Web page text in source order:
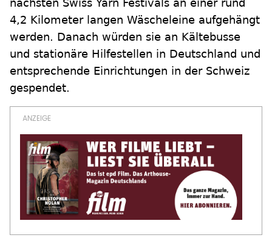
nächsten Swiss Yarn Festivals an einer rund
4,2 Kilometer langen Wäscheleine aufgehängt
werden. Danach würden sie an Kältebusse
und stationäre Hilfestellen in Deutschland und
entsprechende Einrichtungen in der Schweiz
gespendet.